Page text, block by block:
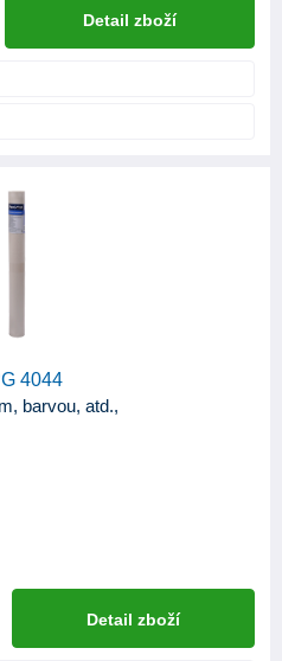
Detail zboží
4044
barvou, atd.,
Detail zboží